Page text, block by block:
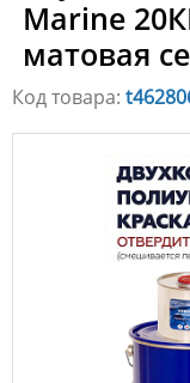
Marine
матовая
Код товара: